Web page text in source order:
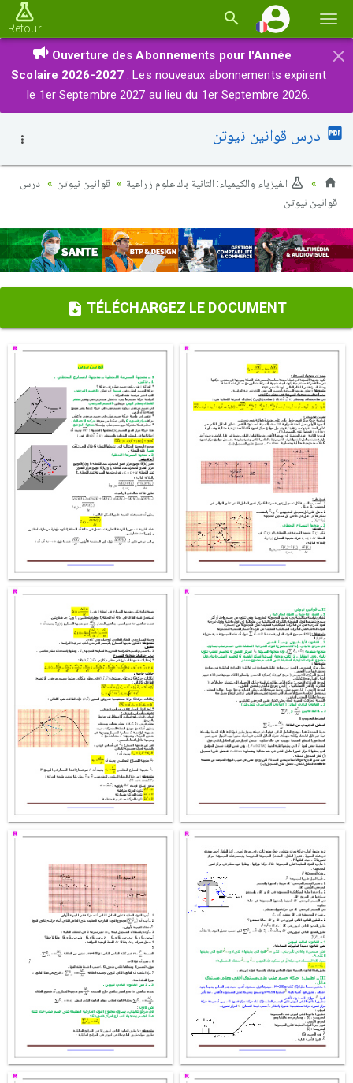
la
Retour
×
Ouverture des Abonnements pour l'Année
Scolaire 2026-2027 : Les nouveaux abonnements expirent
le 1er Septembre 2027 au lieu du 1er Septembre 2026.
درس قوانين نيوتن
الفيزياء والكيمياء: الثانية باك علوم زراعية قوانين نيوتن
درس
قوانين نيوتن
TÉLÉCHARGEZ LE DOCUMENT